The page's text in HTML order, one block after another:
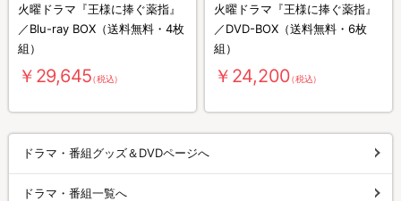
火曜ドラマ『王様に捧ぐ薬指』
／Blu-ray BOX（送料無料・4枚
組）
￥29,645（税込）
火曜ドラマ『王様に捧ぐ薬指』
／DVD-BOX（送料無料・6枚
組）
￥24,200（税込）
ドラマ・番組グッズ＆DVDページへ
ドラマ・番組一覧へ